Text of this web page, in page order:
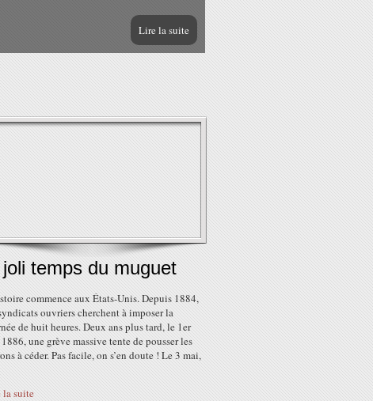
Lire la suite
temps du muguet
commence aux États-Unis. Depuis 1884,
ouvriers cherchent à imposer la
de huit heures. Deux ans plus tard, le 1er
une grève massive tente de pousser les
à céder. Pas facile, on s’en doute ! Le 3 mai,
la suite